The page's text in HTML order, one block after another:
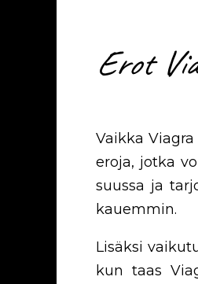
Erot
Vaikka
eroja, jotka
suussa ja
kauemmin.
Lisäksi
kun taas